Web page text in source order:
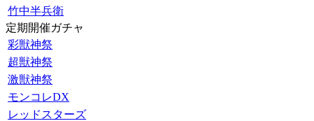
竹中半兵衛
定期開催ガチャ
彩獣神祭
超獣神祭
激獣神祭
モンコレDX
レッドスターズ